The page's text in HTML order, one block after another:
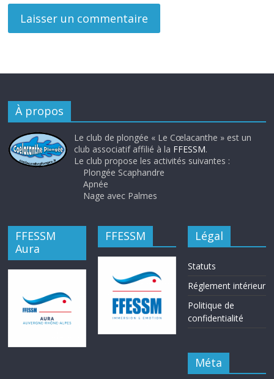
À propos
Le club de plongée « Le Cœlacanthe » est un
club associatif affilié à la FFESSM.
Le club propose les activités suivantes :
Plongée Scaphandre
Apnée
Nage avec Palmes
FFESSM
Aura
FFESSM Légal
Statuts
Réglement intérieur
Politique de
confidentialité
Méta